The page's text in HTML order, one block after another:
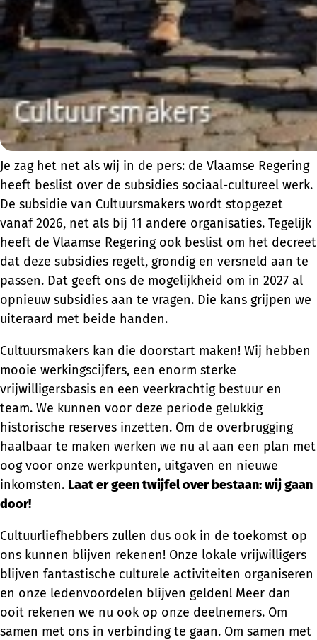
Je zag het net als wij in de pers: de Vlaamse Regering
heeft beslist over de subsidies sociaal-cultureel werk.
De subsidie van Cultuursmakers wordt stopgezet
vanaf 2026, net als bij 11 andere organisaties. Tegelijk
heeft de Vlaamse Regering ook beslist om het decreet
dat deze subsidies regelt, grondig en versneld aan te
passen. Dat geeft ons de mogelijkheid om in 2027 al
opnieuw subsidies aan te vragen. Die kans grijpen we
uiteraard met beide handen.
Cultuursmakers kan die doorstart maken! Wij hebben
mooie werkingscijfers, een enorm sterke
vrijwilligersbasis en een veerkrachtig bestuur en
team. We kunnen voor deze periode gelukkig
historische reserves inzetten. Om de overbrugging
haalbaar te maken werken we nu al aan een plan met
oog voor onze werkpunten, uitgaven en nieuwe
inkomsten. Laat er geen twijfel over bestaan: wij gaan
door!
Cultuurliefhebbers zullen dus ook in de toekomst op
ons kunnen blijven rekenen! Onze lokale vrijwilligers
blijven fantastische culturele activiteiten organiseren
en onze ledenvoordelen blijven gelden! Meer dan
ooit rekenen we nu ook op onze deelnemers. Om
samen met ons in verbinding te gaan. Om samen met